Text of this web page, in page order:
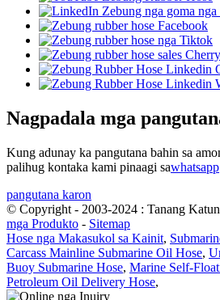
Nagpadala mga
Kung adunay ka pangutana bahin sa
palihug kontaka kami pinaagi sawhatsapp
pangutana karon
© Copyright - 2003-2024 : Tanang
mga Produkto - Sitemap
Hose nga Makasukol sa Kainit,
Carcass Mainline Submarine Oil Hose,
Buoy Submarine Hose, Marine Self-
Petroleum Oil Delivery Hose,